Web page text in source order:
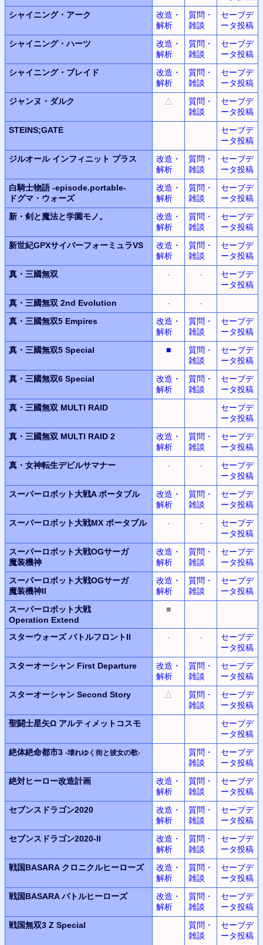
シャイニング・アーク
改造・
解析
質問・
雑談
セーブデ
ータ投稿
シャイニング・ハーツ
改造・
解析
質問・
雑談
セーブデ
ータ投稿
シャイニング・ブレイド
改造・
解析
質問・
雑談
セーブデ
ータ投稿
ジャンヌ・ダルク
△
質問・
雑談
セーブデ
ータ投稿
STEINS;GATE
セーブデ
ータ投稿
ジルオール インフィニット プラス
改造・
解析
質問・
雑談
セーブデ
ータ投稿
白騎士物語 -episode.portable-
ドグマ・ウォーズ
改造・
解析
質問・
雑談
セーブデ
ータ投稿
新・剣と魔法と学園モノ。
改造・
解析
質問・
雑談
セーブデ
ータ投稿
新世紀GPXサイバーフォーミュラVS
改造・
解析
質問・
雑談
セーブデ
ータ投稿
真・三國無双
- -
セーブデ
ータ投稿
真・三國無双 2nd Evolution
-
-
真・三國無双5 Empires
改造・
解析
質問・
雑談
セーブデ
ータ投稿
真・三國無双5 Special
■
質問・
雑談
セーブデ
ータ投稿
真・三國無双6 Special
改造・
解析
質問・
雑談
セーブデ
ータ投稿
真・三國無双 MULTI RAID
セーブデ
ータ投稿
真・三國無双 MULTI RAID 2
改造・
解析
質問・
雑談
セーブデ
ータ投稿
真・女神転生デビルサマナー
- -
セーブデ
ータ投稿
スーパーロボット大戦A ポータブル
改造・
解析
質問・
雑談
セーブデ
ータ投稿
スーパーロボット大戦MX ポータブル
- -
セーブデ
ータ投稿
スーパーロボット大戦OGサーガ
魔装機神
改造・
解析
質問・
雑談
セーブデ
ータ投稿
スーパーロボット大戦OGサーガ
魔装機神II
改造・
解析
質問・
雑談
セーブデ
ータ投稿
スーパーロボット大戦
Operation Extend
■
スターウォーズ バトルフロントII - -
セーブデ
ータ投稿
スターオーシャン First Departure
改造・
解析
質問・
雑談
セーブデ
ータ投稿
スターオーシャン Second Story △
質問・
雑談
セーブデ
ータ投稿
聖闘士星矢Ω アルティメットコスモ
セーブデ
ータ投稿
絶体絶命都市3 -壊れゆく街と彼女の歌-
質問・
雑談
セーブデ
ータ投稿
絶対ヒーロー改造計画
改造・
解析
質問・
雑談
セーブデ
ータ投稿
セブンスドラゴン2020
改造・
解析
質問・
雑談
セーブデ
ータ投稿
セブンスドラゴン2020-II
改造・
解析
質問・
雑談
セーブデ
ータ投稿
戦国BASARA クロニクルヒーローズ
改造・
解析
質問・
雑談
セーブデ
ータ投稿
戦国BASARA バトルヒーローズ
改造・
解析
質問・
雑談
セーブデ
ータ投稿
戦国無双3 Z Special
質問・
雑談
セーブデ
ータ投稿